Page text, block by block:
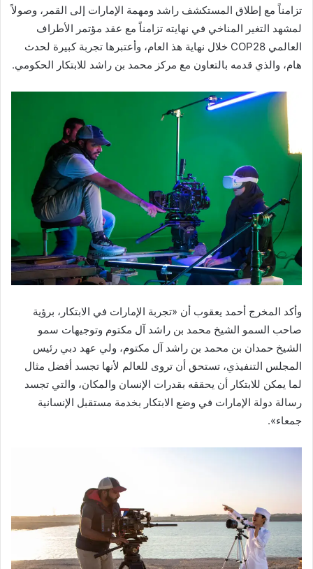
تزامناً مع إطلاق المستكشف راشد ومهمة الإمارات إلى القمر، وصولاً
لمشهد التغير المناخي في نهايته تزامناً مع عقد مؤتمر الأطراف
العالمي COP28 خلال نهاية هذ العام، وأعتبرها تجربة كبيرة لحدث
هام، والذي قدمه بالتعاون مع مركز محمد بن راشد للابتكار الحكومي.
وأكد المخرج أحمد يعقوب أن «تجربة الإمارات في الابتكار، برؤية
صاحب السمو الشيخ محمد بن راشد آل مكتوم وتوجيهات سمو
الشيخ حمدان بن محمد بن راشد آل مكتوم، ولي عهد دبي رئيس
المجلس التنفيذي، تستحق أن تروى للعالم لأنها تجسد أفضل مثال
لما يمكن للابتكار أن يحققه بقدرات الإنسان والمكان، والتي تجسد
رسالة دولة الإمارات في وضع الابتكار بخدمة مستقبل الإنسانية
جمعاء».